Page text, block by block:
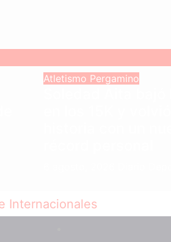
Atletismo Pergamino